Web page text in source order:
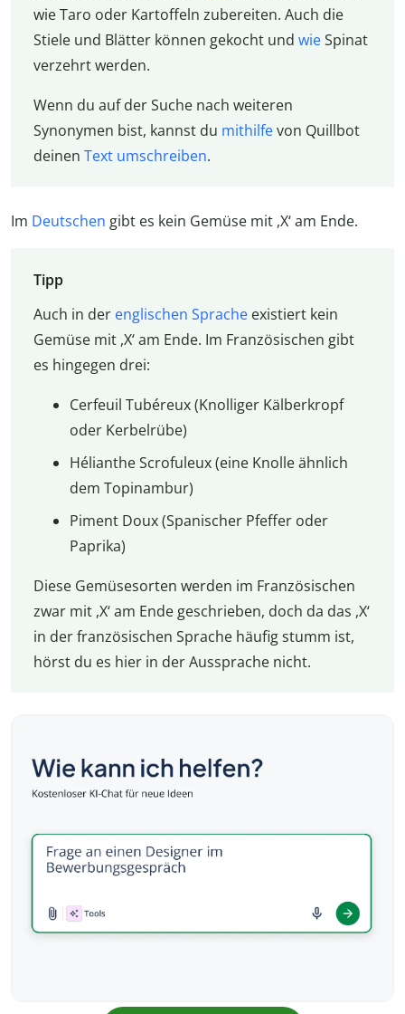
wie Taro oder Kartoffeln zubereiten. Auch die
Stiele und Blätter können gekocht und wieSpinat
verzehrt werden.
Wenn du auf der Suche nach weiteren
Synonymen bist, kannst du mithilfevon Quillbot
deinen Text umschreiben.
Im Deutschen gibt es kein Gemüse mit ,X‘ am Ende.
Tipp
Auch in der englischen Spracheexistiert kein
Gemüse mit ,X‘ am Ende. Im Französischen gibt
es hingegen drei:
Cerfeuil Tubéreux (Knolliger Kälberkropf
oder Kerbelrübe)
Hélianthe Scrofuleux (eine Knolle ähnlich
dem Topinambur)
Piment Doux (Spanischer Pfeffer oder
Paprika)
Diese Gemüsesorten werden im Französischen
zwar mit ,X‘ am Ende geschrieben, doch da das ,X‘
in der französischen Sprache häufig stumm ist,
hörst du es hier in der Aussprache nicht.